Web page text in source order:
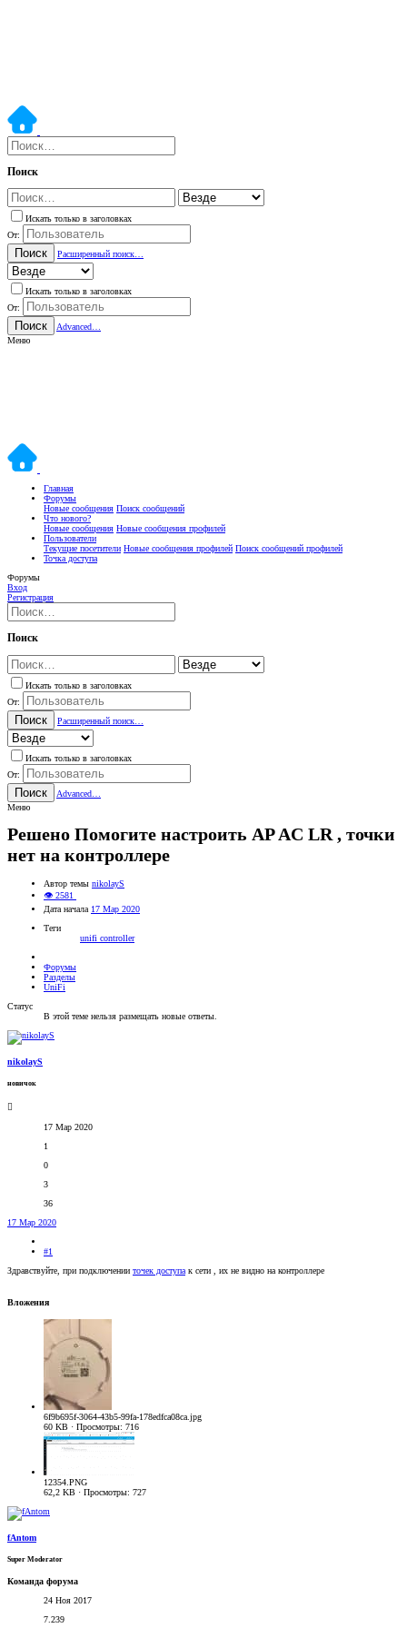
Поиск
Искать только в заголовках
От:
Поиск Расширенный поиск…
Искать только в заголовках
От:
Поиск
Advanced…
Меню
Главная
Форумы
Новые сообщения Поиск сообщений
Что нового?
Новые сообщения Новые сообщения профилей
Пользователи
Текущие посетители Новые сообщения профилей Поиск сообщений профилей
Точка доступа
Форумы
Вход
Регистрация
Поиск
Искать только в заголовках
От:
Поиск Расширенный поиск…
Искать только в заголовках
От:
Поиск
Advanced…
Меню
Решено Помогите настроить AP AC LR , точки
нет на контроллере
Автор темы nikolayS
👁 2581
Дата начала 17 Мар 2020
Теги
unifi controller
Форумы
Разделы
UniFi
Статус
В этой теме нельзя размещать новые ответы.
nikolayS
новичок
17 Мар 2020
1
0
3
36
17 Мар 2020
#1
Здравствуйте, при подключении точек доступа к сети , их не видно на контроллере
Вложения
6f9b695f-3064-43b5-99fa-178edfca08ca.jpg
60 KB · Просмотры: 716
12354.PNG
62,2 KB · Просмотры: 727
fAntom
Super Moderator
Команда форума
24 Ноя 2017
7.239